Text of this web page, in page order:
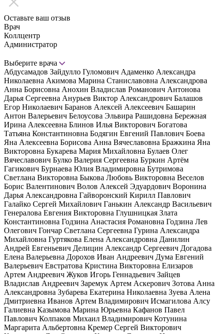
Оставьте ваш отзыв
Врач
Коллцентр
Администратор
Выберите врача
Абдусамадов Зайдулло Гуломович Адаменко Александра
Николаевна Акимова Марина Станиславовна Александрова
Анна Борисовна Анохин Владислав Романович Антонова
Дарья Сергеевна Анурьев Виктор Александрович Балашов
Егор Николаевич Баранов Алексей Алексеевич Башарин
Антон Валерьевич Белоусова Эльвира Рашидовна Бережная
Ирина Алексеевна Блинов Илья Викторович Богатова
Татьяна Константиновна Бодягин Евгений Павлович Боева
Яна Алексеевна Борисова Анна Вячеславовна Бражкина Яна
Викторовна Букарева Мария Михайловна Булаев Олег
Вячеславович Булко Валерия Сергеевна Буркин Артём
Гагикович Бурнаева Юлия Владимировна Бутримова
Светлана Викторовна Быкова Любовь Викторовна Веселов
Борис Валентинович Волов Алексей Эдуардович Воронина
Дарья Александровна Гайворонский Кирилл Павлович
Галайко Сергей Михайлович Ганькин Александр Васильевич
Генералова Евгения Викторовна Глушницкая Злата
Константиновна Годзина Анастасия Романовна Годзина Лев
Олегович Гончар Светлана Сергеевна Гурина Александра
Михайловна Гуртякова Елена Александровна Данилин
Андрей Евгеньевич Делицин Александр Сергеевич Догадова
Елена Валерьевна Дорохов Иван Андреевич Дума Евгений
Валерьевич Евстратова Кристина Викторовна Елизаров
Артем Андреевич Жуков Игорь Геннадьевич Зайцев
Владислав Андреевич Заремук Артем Аскерович Зотова Анна
Александровна Зубарева Екатерина Николаевна Зуева Алена
Дмитриевна Иванов Артем Владимирович Исмагилова Алсу
Галиевна Казымова Марина Юрьевна Кафанов Павел
Павлович Колпаков Михаил Владимирович Котунина
Маргарита Альбертовна Кремер Сергей Викторович